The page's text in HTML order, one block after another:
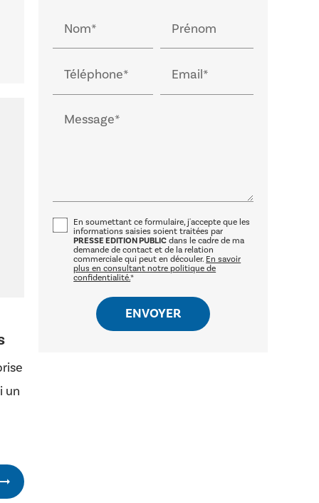
un
Nom* Prénom
Téléphone* Email*
Message*
En soumettant ce formulaire, j'accepte que les
informations saisies soient traitées par
PRESSE EDITION PUBLIC dans le cadre de ma
demande de contact et de la relation
commerciale qui peut en découler. En savoir
plus en consultant notre politique de
confidentialité.*